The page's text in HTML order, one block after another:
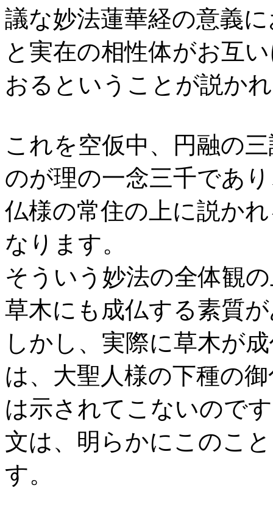
議な妙法蓮華経の意義
と実在の相性体がお互
おるということが説か
これを空仮中、円融の
のが理の一念三千であ
仏様の常住の上に説か
なります。
そういう妙法の全体観
草木にも成仏する素質
しかし、実際に草木が
は、大聖人様の下種の
は示されてこないので
文は、明らかにこのこ
す。